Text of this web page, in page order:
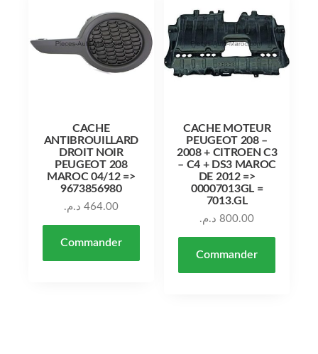
CACHE
ANTIBROUILLARD
DROIT NOIR
PEUGEOT 208
MAROC 04/12 =>
9673856980
464.00 د.م.
Commander
CACHE MOTEUR
PEUGEOT 208 –
2008 + CITROEN C3
– C4 + DS3 MAROC
DE 2012 =>
00007013GL =
7013.GL
800.00 د.م.
Commander